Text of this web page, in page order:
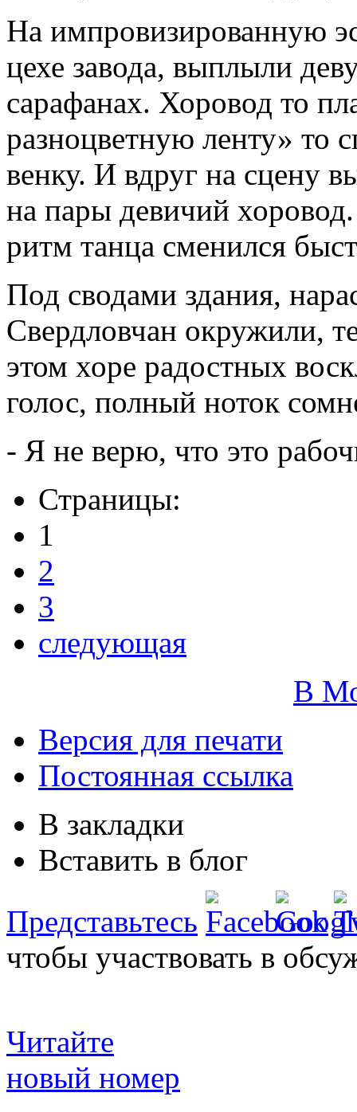
На импровизированную
цехе завода, выплыли
сарафанах. Хоровод то
разноцветную ленту» то
венку. И вдруг на сцену
на пары девичий
ритм танца сменился
Под сводами здания,
Свердловчан окружили,
этом хоре радостных
голос, полный ноток
- Я не верю, что это
Страницы:
1
2
3
следующая
В
Версия для печати
Постоянная ссылка
В закладки
Вставить в блог
Представьтесь
чтобы участвовать в
Читайте
новый номер